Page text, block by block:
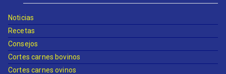
Noticias
Recetas
Consejos
Cortes carnes bovinos
Cortes carnes ovinos